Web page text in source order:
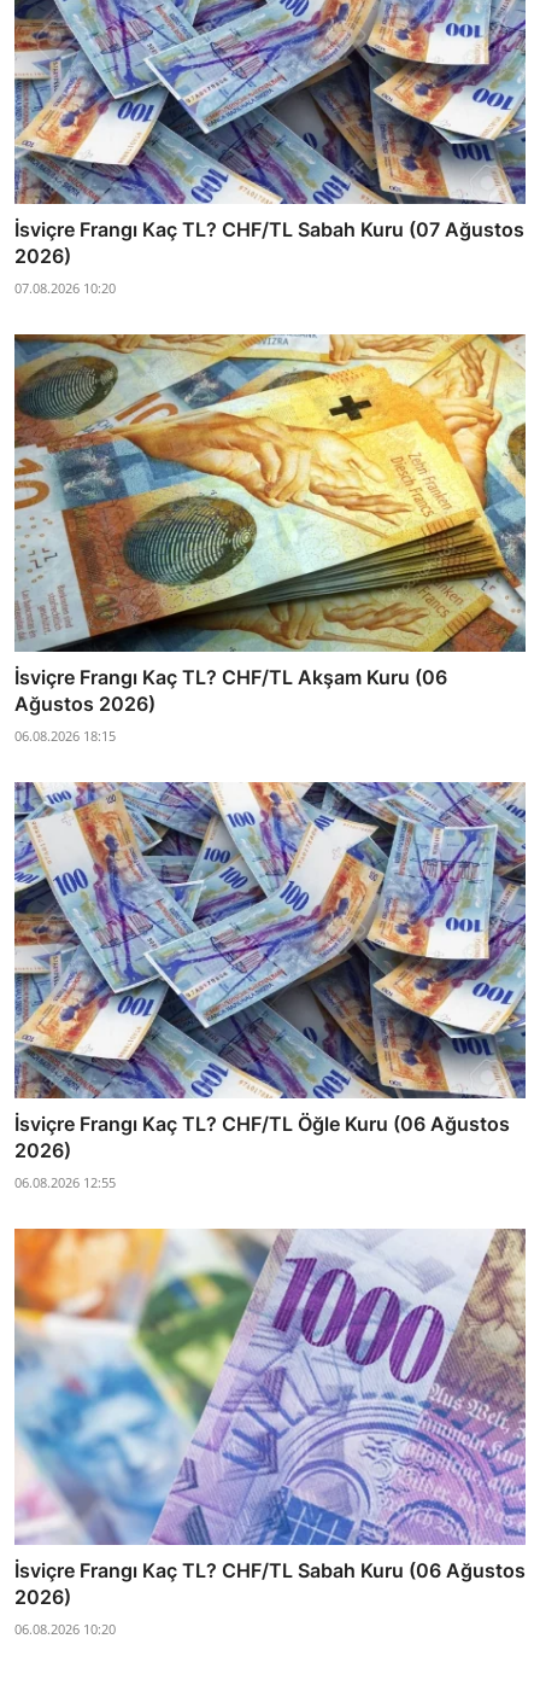
İsviçre Frangı Kaç TL? CHF/TL Sabah Kuru (07 Ağustos
2026)
07.08.2026 10:20
İsviçre Frangı Kaç TL? CHF/TL Akşam Kuru (06
Ağustos 2026)
06.08.2026 18:15
İsviçre Frangı Kaç TL? CHF/TL Öğle Kuru (06 Ağustos
2026)
06.08.2026 12:55
İsviçre Frangı Kaç TL? CHF/TL Sabah Kuru (06 Ağustos
2026)
06.08.2026 10:20